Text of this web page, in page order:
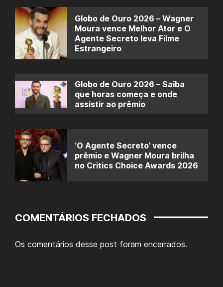
Globo de Ouro 2026 – Wagner
Moura vence Melhor Ator e O
Agente Secreto leva Filme
Estrangeiro
Globo de Ouro 2026 – Saiba
que horas começa e onde
assistir ao prêmio
‘O Agente Secreto’ vence
prêmio e Wagner Moura brilha
no Critics Choice Awards 2026
COMENTÁRIOS FECHADOS
Os comentários desse post foram encerrados.